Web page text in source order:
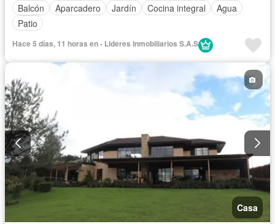
Balcón
Aparcadero Jardín Cocina integral
Agua
Patio
Hace 5 días, 11 horas en - Lideres Inmobiliarios S.A.S
Casa